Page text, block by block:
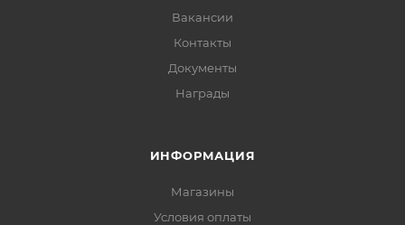
Вакансии
Контакты
Документы
Награды
ИНФОРМАЦИЯ
Магазины
Условия оплаты